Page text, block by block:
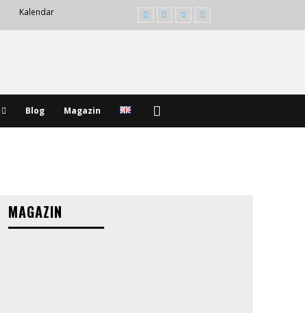
Kalendar
Blog Magazin
MAGAZIN